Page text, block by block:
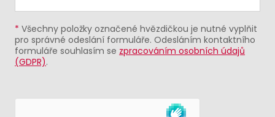
* Všechny položky označené hvězdičkou je nutné vyplňit
pro správné odeslání formuláře. Odesláním kontaktního
formuláře souhlasím se zpracováním osobních údajů
(GDPR).